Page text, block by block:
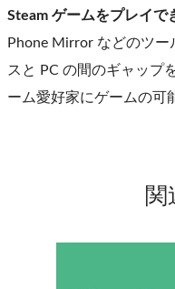
Steam ゲームをプレイで
Phone Mirror などのツー
スと PC の間のギャップ
ーム愛好家にゲームの可
関